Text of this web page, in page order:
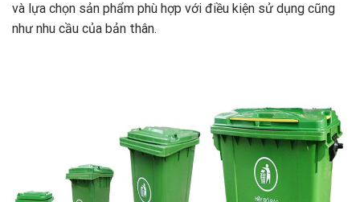
và lựa chọn sản phẩm phù hợp với điều kiện sử dụng cũng
như nhu cầu của bản thân.